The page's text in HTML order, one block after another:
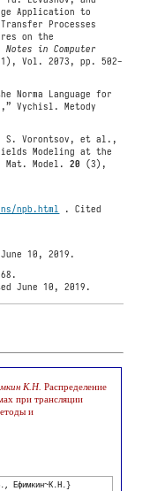
Application to
Processes
on the
Notes in Computer
Vol. 2073, pp. 502-
Norma Language for
Vychisl. Metody
S. Vorontsov, et al.,
Modeling at the
Mat. Model.20 (3),
npb.html
. Cited
10, 2019.
June 10, 2019.
К.Н.Распределение
при трансляции
и